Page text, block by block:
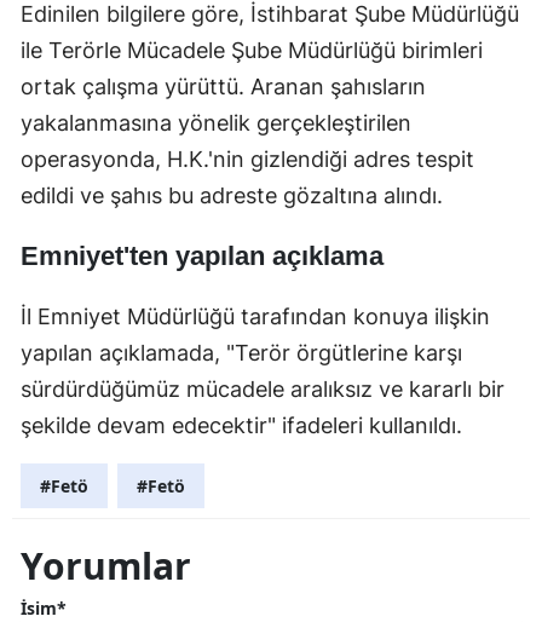
Edinilen bilgilere göre, İstihbarat Şube Müdürlüğü
ile Terörle Mücadele Şube Müdürlüğü birimleri
ortak çalışma yürüttü. Aranan şahısların
yakalanmasına yönelik gerçekleştirilen
operasyonda, H.K.'nin gizlendiği adres tespit
edildi ve şahıs bu adreste gözaltına alındı.
Emniyet'ten yapılan açıklama
İl Emniyet Müdürlüğü tarafından konuya ilişkin
yapılan açıklamada, "Terör örgütlerine karşı
sürdürdüğümüz mücadele aralıksız ve kararlı bir
şekilde devam edecektir" ifadeleri kullanıldı.
#Fetö #Fetö
Yorumlar
İsim*